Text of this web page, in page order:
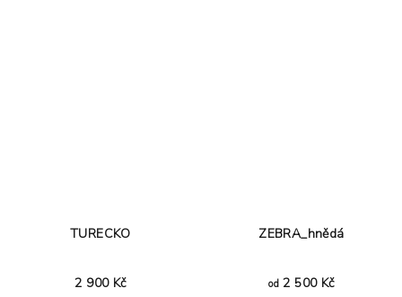
TURECKO
2 900 Kč
ZEBRA_hnědá
od 2 500 Kč